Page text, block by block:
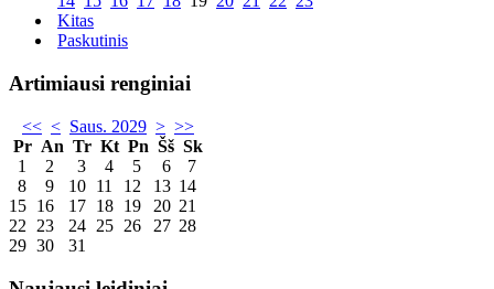
Kitas
Paskutinis
Artimiausi renginiai
<< < Saus. 2029 > >>
Pr An Tr Kt Pn Šš Sk
1
2 3 4 5 6
7
8
9 10 11 12 13 14
15 16 17 18 19 20 21
22
23 24 25 26 27 28
29 30 31